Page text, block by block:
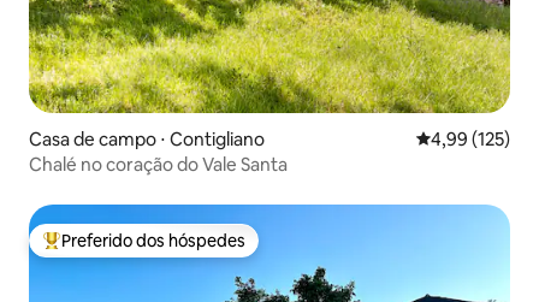
Casa de campo ⋅ Contigliano 4,99 de uma
4,99 (125)
Chalé no coração do Vale Santa
Entre os melhores preferidos dos hóspedes
Preferido dos hóspedes